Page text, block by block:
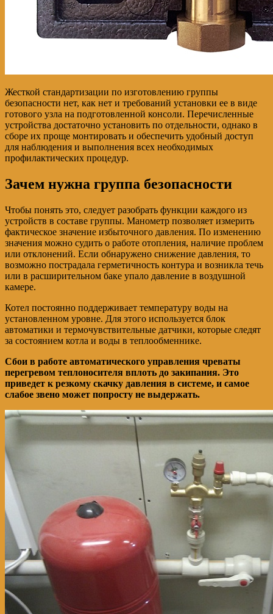
Жесткой стандартизации по изготовлению группы
безопасности нет, как нет и требований установки ее в виде
готового узла на подготовленной консоли. Перечисленные
устройства достаточно установить по отдельности, однако в
сборе их проще монтировать и обеспечить удобный доступ
для наблюдения и выполнения всех необходимых
профилактических процедур.
Зачем нужна группа безопасности
Чтобы понять это, следует разобрать функции каждого из
устройств в составе группы. Манометр позволяет измерить
фактическое значение избыточного давления. По изменению
значения можно судить о работе отопления, наличие проблем
или отклонений. Если обнаружено снижение давления, то
возможно пострадала герметичность контура и возникла течь
или в расширительном баке упало давление в воздушной
камере.
Котел постоянно поддерживает температуру воды на
установленном уровне. Для этого используется блок
автоматики и термочувствительные датчики, которые следят
за состоянием котла и воды в теплообменнике.
Сбои в работе автоматического управления чреваты
перегревом теплоносителя вплоть до закипания. Это
приведет к резкому скачку давления в системе, и самое
слабое звено может попросту не выдержать.